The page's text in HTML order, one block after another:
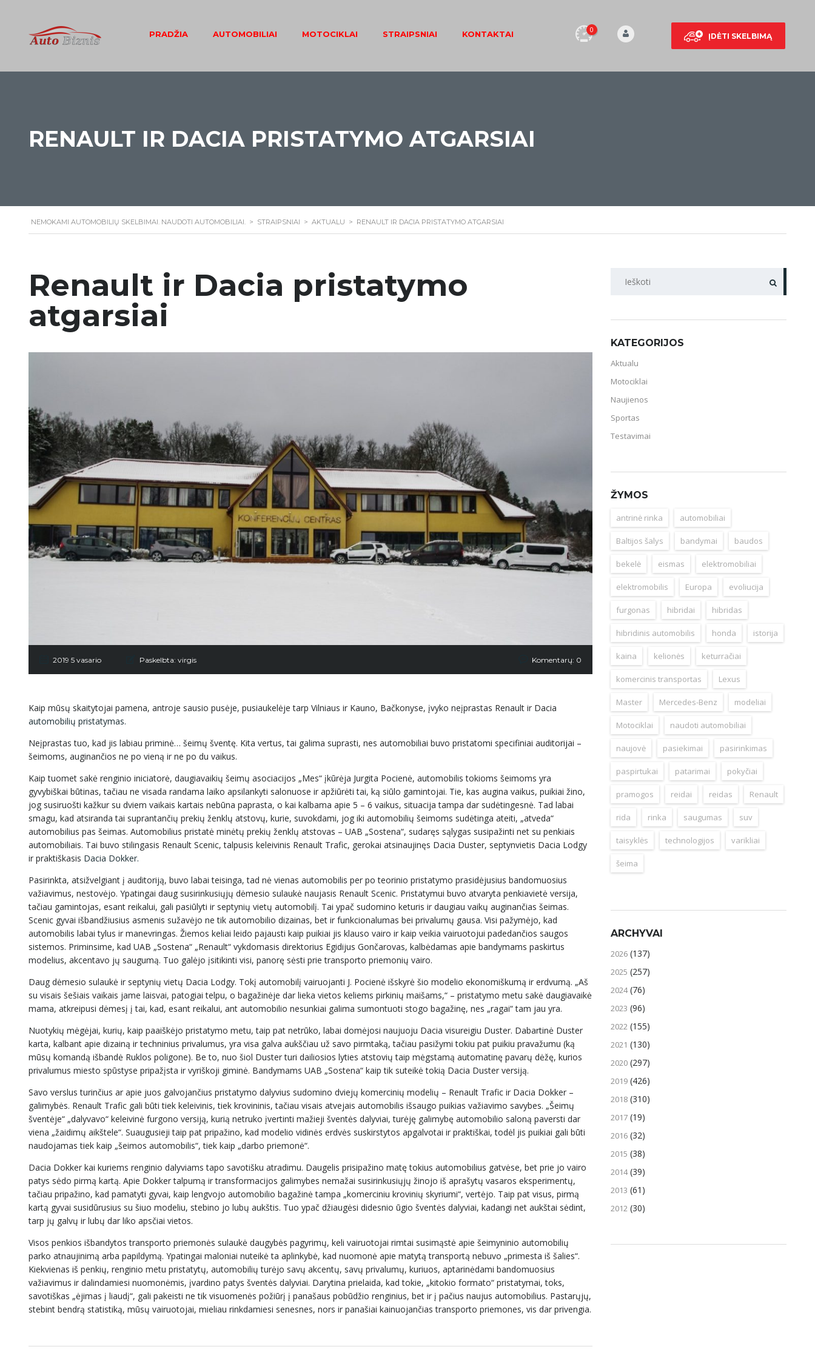
ĮDĖTI SKELBIMĄ
0
PRADŽIA AUTOMOBILIAI MOTOCIKLAI STRAIPSNIAI KONTAKTAI
RENAULT IR DACIA PRISTATYMO ATGARSIAI
NEMOKAMI AUTOMOBILIŲ SKELBIMAI. NAUDOTI AUTOMOBILIAI. > STRAIPSNIAI > AKTUALU > RENAULT IR DACIA PRISTATYMO ATGARSIAI
Renault ir Dacia pristatymo
atgarsiai
2019 5 vasario Paskelbta: virgis Komentarų: 0
Kaip mūsų skaitytojai pamena, antroje sausio pusėje, pusiaukelėje tarp Vilniaus ir Kauno, Bačkonyse, įvyko neįprastas Renault ir Dacia
automobilių pristatymas.
Neįprastas tuo, kad jis labiau priminė… šeimų šventę. Kita vertus, tai galima suprasti, nes automobiliai buvo pristatomi specifiniai auditorijai –
šeimoms, auginančios ne po vieną ir ne po du vaikus.
Kaip tuomet sakė renginio iniciatorė, daugiavaikių šeimų asociacijos „Mes“ įkūrėja Jurgita Pocienė, automobilis tokioms šeimoms yra
gyvybiškai būtinas, tačiau ne visada randama laiko apsilankyti salonuose ir apžiūrėti tai, ką siūlo gamintojai. Tie, kas augina vaikus, puikiai žino,
jog susiruošti kažkur su dviem vaikais kartais nebūna paprasta, o kai kalbama apie 5 – 6 vaikus, situacija tampa dar sudėtingesnė. Tad labai
smagu, kad atsiranda tai suprantančių prekių ženklų atstovų, kurie, suvokdami, jog iki automobilių šeimoms sudėtinga ateiti, „atveda“
automobilius pas šeimas. Automobilius pristatė minėtų prekių ženklų atstovas – UAB „Sostena“, sudaręs sąlygas susipažinti net su penkiais
automobiliais. Tai buvo stilingasis Renault Scenic, talpusis keleivinis Renault Trafic, gerokai atsinaujinęs Dacia Duster, septynvietis Dacia Lodgy
ir praktiškasis Dacia Dokker.
Pasirinkta, atsižvelgiant į auditoriją, buvo labai teisinga, tad nė vienas automobilis per po teorinio pristatymo prasidėjusius bandomuosius
važiavimus, nestovėjo. Ypatingai daug susirinkusiųjų dėmesio sulaukė naujasis Renault Scenic. Pristatymui buvo atvaryta penkiavietė versija,
tačiau gamintojas, esant reikalui, gali pasiūlyti ir septynių vietų automobilį. Tai ypač sudomino keturis ir daugiau vaikų auginančias šeimas.
Scenic gyvai išbandžiusius asmenis sužavėjo ne tik automobilio dizainas, bet ir funkcionalumas bei privalumų gausa. Visi pažymėjo, kad
automobilis labai tylus ir manevringas. Žiemos keliai leido pajausti kaip puikiai jis klauso vairo ir kaip veikia vairuotojui padedančios saugos
sistemos. Priminsime, kad UAB „Sostena“ „Renault“ vykdomasis direktorius Egidijus Gončarovas, kalbėdamas apie bandymams paskirtus
modelius, akcentavo jų saugumą. Tuo galėjo įsitikinti visi, panorę sėsti prie transporto priemonių vairo.
Daug dėmesio sulaukė ir septynių vietų Dacia Lodgy. Tokį automobilį vairuojanti J. Pocienė išskyrė šio modelio ekonomiškumą ir erdvumą. „Aš
su visais šešiais vaikais jame laisvai, patogiai telpu, o bagažinėje dar lieka vietos keliems pirkinių maišams,“ – pristatymo metu sakė daugiavaikė
mama, atkreipusi dėmesį į tai, kad, esant reikalui, ant automobilio nesunkiai galima sumontuoti stogo bagažinę, nes „ragai“ tam jau yra.
Nuotykių mėgėjai, kurių, kaip paaiškėjo pristatymo metu, taip pat netrūko, labai domėjosi naujuoju Dacia visureigiu Duster. Dabartinė Duster
karta, kalbant apie dizainą ir techninius privalumus, yra visa galva aukščiau už savo pirmtaką, tačiau pasižymi tokiu pat puikiu pravažumu (ką
mūsų komandą išbandė Ruklos poligone). Be to, nuo šiol Duster turi dailiosios lyties atstovių taip mėgstamą automatinę pavarų dėžę, kurios
privalumus miesto spūstyse pripažįsta ir vyriškoji giminė. Bandymams UAB „Sostena“ kaip tik suteikė tokią Dacia Duster versiją.
Savo verslus turinčius ar apie juos galvojančius pristatymo dalyvius sudomino dviejų komercinių modelių – Renault Trafic ir Dacia Dokker –
galimybės. Renault Trafic gali būti tiek keleivinis, tiek krovininis, tačiau visais atvejais automobilis išsaugo puikias važiavimo savybes. „Šeimų
šventėje“ „dalyvavo“ keleivinė furgono versiją, kurią netruko įvertinti mažieji šventės dalyviai, turėję galimybę automobilio saloną paversti dar
viena „žaidimų aikštele“. Suaugusieji taip pat pripažino, kad modelio vidinės erdvės suskirstytos apgalvotai ir praktiškai, todėl jis puikiai gali būti
naudojamas tiek kaip „šeimos automobilis“, tiek kaip „darbo priemonė“.
Dacia Dokker kai kuriems renginio dalyviams tapo savotišku atradimu. Daugelis prisipažino matę tokius automobilius gatvėse, bet prie jo vairo
patys sėdo pirmą kartą. Apie Dokker talpumą ir transformacijos galimybes nemažai susirinkusiųjų žinojo iš aprašytų vasaros eksperimentų,
tačiau pripažino, kad pamatyti gyvai, kaip lengvojo automobilio bagažinė tampa „komerciniu krovinių skyriumi“, vertėjo. Taip pat visus, pirmą
kartą gyvai susidūrusius su šiuo modeliu, stebino jo lubų aukštis. Tuo ypač džiaugėsi didesnio ūgio šventės dalyviai, kadangi net aukštai sėdint,
tarp jų galvų ir lubų dar liko apsčiai vietos.
Visos penkios išbandytos transporto priemonės sulaukė daugybės pagyrimų, keli vairuotojai rimtai susimąstė apie šeimyninio automobilių
parko atnaujinimą arba papildymą. Ypatingai maloniai nuteikė ta aplinkybė, kad nuomonė apie matytą transportą nebuvo „primesta iš šalies“.
Kiekvienas iš penkių, renginio metu pristatytų, automobilių turėjo savų akcentų, savų privalumų, kuriuos, aptarinėdami bandomuosius
važiavimus ir dalindamiesi nuomonėmis, įvardino patys šventės dalyviai. Darytina prielaida, kad tokie, „kitokio formato“ pristatymai, toks,
savotiškas „ėjimas į liaudį“, gali pakeisti ne tik visuomenės požiūrį į panašaus pobūdžio renginius, bet ir į pačius naujus automobilius. Pastarųjų,
stebint bendrą statistiką, mūsų vairuotojai, mieliau rinkdamiesi senesnes, nors ir panašiai kainuojančias transporto priemones, vis dar privengia.
PAIEŠKA
KATEGORIJOS
Aktualu
Motociklai
Naujienos
Sportas
Testavimai
ŽYMOS
antrinė rinka automobiliai
Baltijos šalys bandymai baudos
bekelė eismas elektromobiliai
elektromobilis Europa evoliucija
furgonas hibridai hibridas
hibridinis automobilis honda istorija
kaina kelionės keturračiai
komercinis transportas Lexus
Master Mercedes-Benz modeliai
Motociklai naudoti automobiliai
naujovė pasiekimai pasirinkimas
paspirtukai patarimai pokyčiai
pramogos reidai reidas Renault
rida rinka saugumas suv
taisyklės technologijos varikliai
šeima
ARCHYVAI
2026 (137)
2025 (257)
2024(76)
2023 (96)
2022 (155)
2021 (130)
2020 (297)
2019 (426)
2018 (310)
2017 (19)
2016 (32)
2015 (38)
2014(39)
2013 (61)
2012 (30)